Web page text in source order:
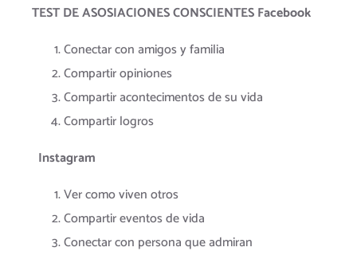
TEST DE ASOSIACIONES CONSCIENTESFacebook
Conectar con amigos y familia
Compartir opiniones
Compartir acontecimentos de su vida
Compartir logros
Instagram
Ver como viven otros
Compartir eventos de vida
Conectar con persona que admiran